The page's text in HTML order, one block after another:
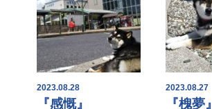
2023.08.28
『感慨』
2023.08.27
『槐夢』